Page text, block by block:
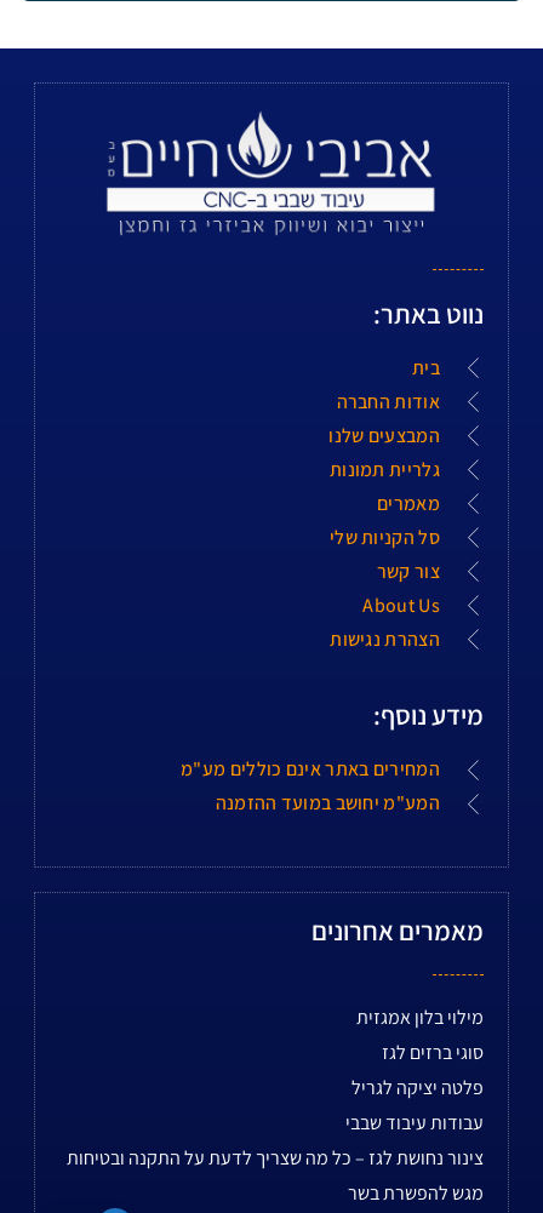
נווט באתר:
בית
אודות החברה
המבצעים שלנו
גלריית תמונות
מאמרים
סל הקניות שלי
צור קשר
About Us
הצהרת נגישות
מידע נוסף:
המחירים באתר אינם כוללים מע"מ
המע"מ יחושב במועד ההזמנה
מאמרים אחרונים
מילוי בלון אמגזית
סוגי ברזים לגז
פלטה יציקה לגריל
עבודות עיבוד שבבי
צינור נחושת לגז – כל מה שצריך לדעת על התקנה ובטיחות
מגש להפשרת בשר